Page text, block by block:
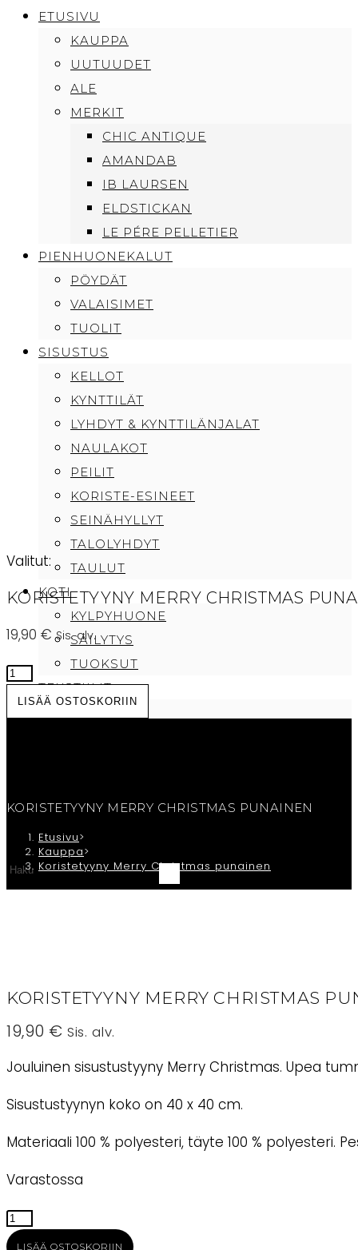
websiteETUSIVU
KAUPPA
UUTUUDET
ALE
MERKIT
CHIC ANTIQUE
AMANDAB
IB LAURSEN
ELDSTICKAN
LE PÉRE PELLETIER
PIENHUONEKALUT
PÖYDÄT
VALAISIMET
TUOLIT
SISUSTUS
KELLOT
KYNTTILÄT
LYHDYT & KYNTTILÄNJALAT
NAULAKOT
PEILIT
KORISTE-ESINEET
SEINÄHYLLYT
TALOLYHDYT
TAULUT
KOTI
KYLPYHUONE
SÄILYTYS
TUOKSUT
TEKSTIILIT
TILAUKSEN PERUUTUS/OTA YHTEYTTÄ
OSTOSKORI
Valitut:
KORISTETYYNY MERRY CHRISTMAS
19,90 € Sis. alv.
Koristetyyny
Merry
Christmas
LISÄÄ OSTOSKORIIN
KORISTETYYNY MERRY CHRISTMAS PUNAINEN
Etusivu>
Kauppa>
Koristetyyny Merry Christmas punainen
KORISTETYYNY MERRY CHRISTMAS
19,90 € Sis. alv.
Jouluinen sisustustyyny Merry Christmas. Upea
Sisustustyynyn koko on 40 x 40 cm.
Materiaali 100 % polyesteri, täyte 100 % polyesteri.
Varastossa
Koristetyyny
Merry
LISÄÄ OSTOSKORIIN